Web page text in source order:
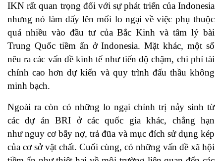
IKN rất quan trọng đối với sự phát triển của Indonesia
nhưng nó làm dấy lên mối lo ngại về việc phụ thuộc
quá nhiều vào đầu tư của Bắc Kinh và tâm lý bài
Trung Quốc tiềm ẩn ở Indonesia. Mặt khác, một số
nêu ra các vấn đề kinh tế như tiến độ chậm, chi phí tài
chính cao hơn dự kiến ​​và quy trình đấu thầu không
minh bạch.
Ngoài ra còn có những lo ngại chính trị nảy sinh từ
các dự án BRI ở các quốc gia khác, chẳng hạn
như nguy cơ bẫy nợ, trả đũa và mục đích sử dụng kép
của cơ sở vật chất. Cuối cùng, có những vấn đề xã hội